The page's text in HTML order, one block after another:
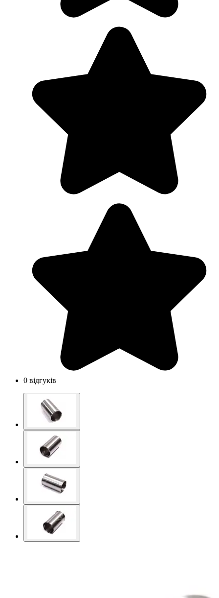
0 відгуків